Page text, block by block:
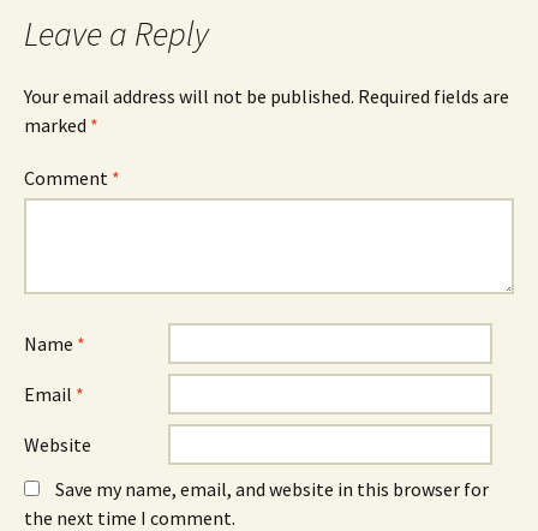
Leave a Reply
Your email address will not be published. Required fields are
marked *
Comment *
Name *
Email *
Website
Save my name, email, and website in this browser for
the next time I comment.